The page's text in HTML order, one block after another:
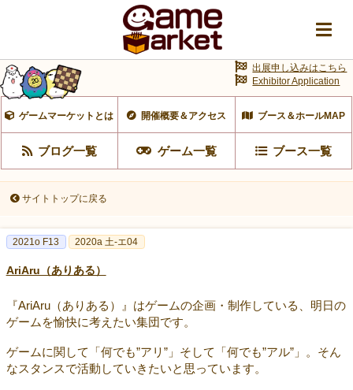
ゲームマーケットとは 開催概要＆アクセス ブース＆ホールMAP
ブログ一覧 ゲーム一覧 ブース一覧
出展申し込みはこちら
Exhibitor Application
サイトトップに戻る
2021o F13 2020a 土-エ04
AriAru（ありある）
『AriAru（ありある）』はゲームの企画・制作している、明日の
ゲームを愉快に考えたい集団です。
ゲームに関して「何でも”アリ”」そして「何でも”アル”」。そん
なスタンスで活動していきたいと思っています。